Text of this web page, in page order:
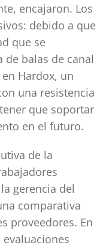
encajaron. Los
debido a que
que se
de balas de canal
en Hardox, un
una resistencia
que soportar
en el futuro.
de la
gerencia del
comparativa
proveedores. En